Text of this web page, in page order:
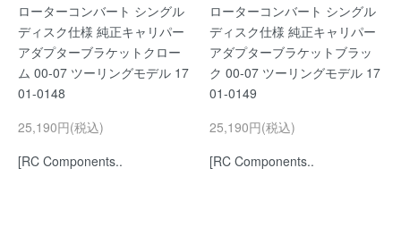
ローターコンバート シングル
ディスク仕様 純正キャリパー
アダプターブラケットクロー
ム 00-07 ツーリングモデル 17
01-0148
25,190円(税込)
[RC Components..
ローターコンバート シングル
ディスク仕様 純正キャリパー
アダプターブラケットブラッ
ク 00-07 ツーリングモデル 17
01-0149
25,190円(税込)
[RC Components..